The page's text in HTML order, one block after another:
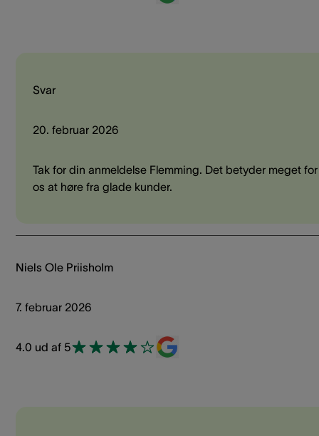
Svar
20. februar 2026
Tak for din anmeldelse Flemming. Det betyder meget for
os at høre fra glade kunder.
Niels Ole Priisholm
7. februar 2026
4.0 ud af 5